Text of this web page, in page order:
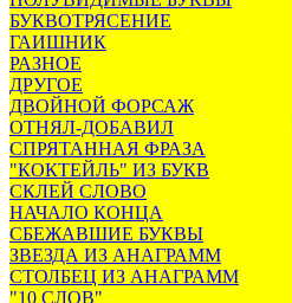
БУКВОТРЯСЕНИЕ
ГАИШНИК
РАЗНОЕ
ДРУГОЕ
ДВОЙНОЙ ФОРСАЖ
ОТНЯЛ-ДОБАВИЛ
СПРЯТАННАЯ ФРАЗА
"КОКТЕЙЛЬ" ИЗ БУКВ
СКЛЕЙ СЛОВО
НАЧАЛО КОНЦА
СБЕЖАВШИЕ БУКВЫ
ЗВЕЗДА ИЗ АНАГРАММ
СТОЛБЕЦ ИЗ АНАГРАММ
"10 СЛОВ"